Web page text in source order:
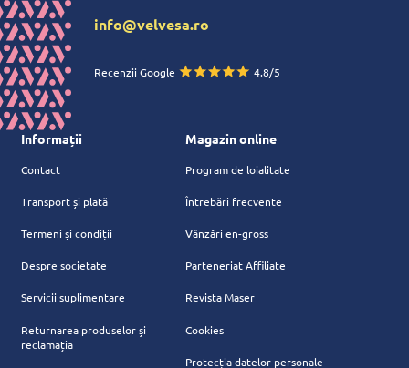
info@velvesa.ro
Recenzii Google 4.8/5
Informații
Contact
Transport și plată
Termeni și condiții
Despre societate
Servicii suplimentare
Returnarea produselor și
reclamația
Magazin online
Program de loialitate
Întrebări frecvente
Vânzări en-gross
Parteneriat Affiliate
Revista Maser
Cookies
Protecția datelor personale